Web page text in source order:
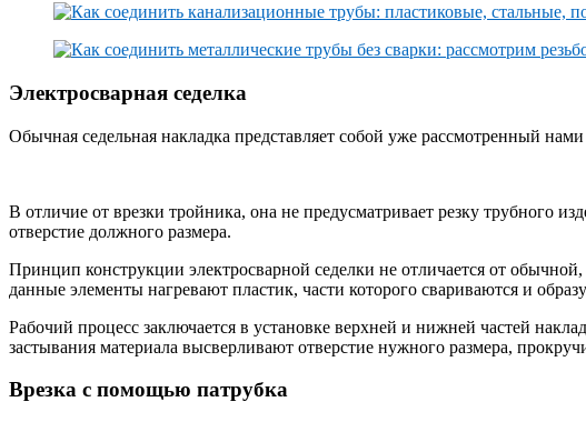
Электросварная седелка
Обычная седельная накладка представляет собой уже рассмотренный
В отличие от врезки тройника, она не предусматривает резку трубного
отверстие должного размера.
Принцип конструкции электросварной седелки не отличается от
данные элементы нагревают пластик, части которого свариваются и
Рабочий процесс заключается в установке верхней и нижней частей
застывания материала высверливают отверстие нужного размера,
Врезка с помощью патрубка